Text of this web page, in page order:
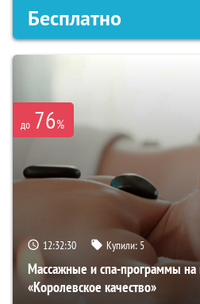
Бесплатно
до 76%
12:32:29 Купили: 5
Массажные и спа-программы на
«Королевское качество»